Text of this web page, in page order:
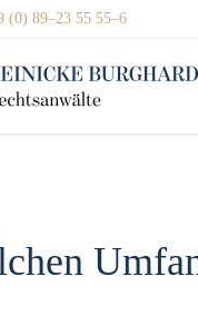
(0) 89–23 55 55–6